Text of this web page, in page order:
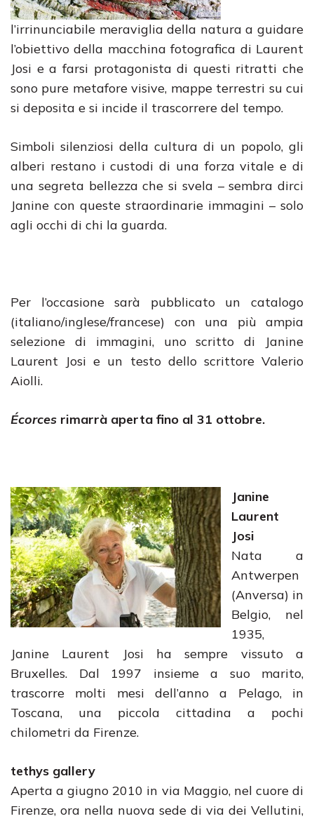
l’irrinunciabile meraviglia della natura a guidare
l’obiettivo della macchina fotografica di Laurent
Josi e a farsi protagonista di questi ritratti che
sono pure metafore visive, mappe terrestri su cui
si deposita e si incide il trascorrere del tempo.
Simboli silenziosi della cultura di un popolo, gli
alberi restano i custodi di una forza vitale e di
una segreta bellezza che si svela – sembra dirci
Janine con queste straordinarie immagini – solo
agli occhi di chi la guarda.
Per l’occasione sarà pubblicato un catalogo
(italiano/inglese/francese) con una più ampia
selezione di immagini, uno scritto di Janine
Laurent Josi e un testo dello scrittore Valerio
Aiolli.
Écorces rimarrà aperta fino al 31 ottobre.
Janine
Laurent
Josi
Nata a
Antwerpen
(Anversa) in
Belgio, nel
1935,
Janine Laurent Josi ha sempre vissuto a
Bruxelles. Dal 1997 insieme a suo marito,
trascorre molti mesi dell’anno a Pelago, in
Toscana, una piccola cittadina a pochi
chilometri da Firenze.
tethys gallery
Aperta a giugno 2010 in via Maggio, nel cuore di
Firenze, ora nella nuova sede di via dei Vellutini,